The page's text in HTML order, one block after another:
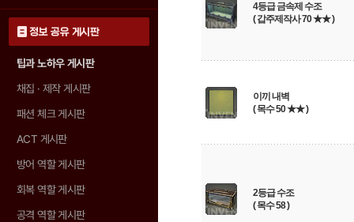
정보 공유 게시판
팁과 노하우 게시판
채집 · 제작 게시판
패션 체크 게시판
ACT 게시판
방어 역할 게시판
회복 역할 게시판
공격 역할 게시판
4등급 금속제 수조
( 갑주제작사 70 ★★ )
이끼 내벽
( 목수 50 ★★ )
2등급 수조
( 목수 58 )